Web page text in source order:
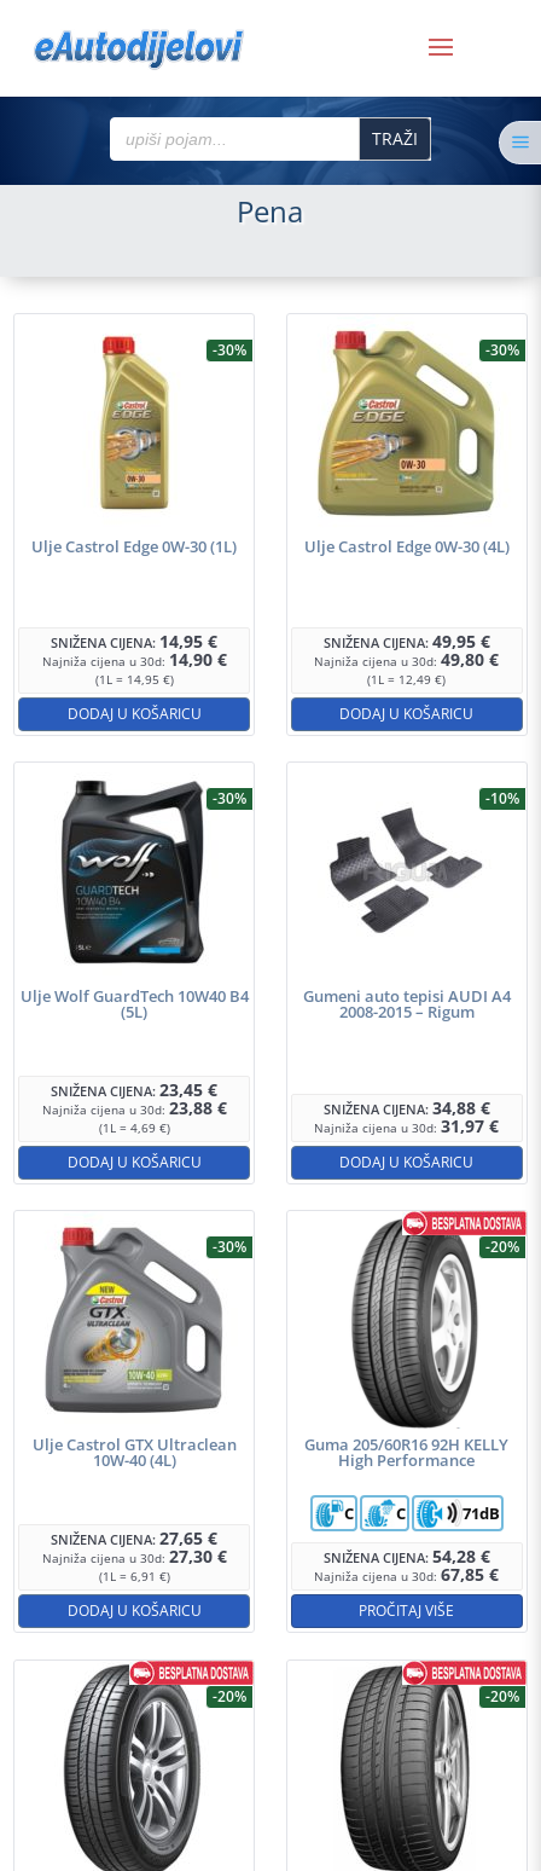
Search
for:
Pena
-30%
Ulje Castrol Edge 0W-30 (1L)
SNIŽENA CIJENA: 14,95€
Najniža cijena u 30d: 14,90 €
(1L = 14,95 €)
DODAJ U KOŠARICU
-30%
Ulje Castrol Edge 0W-30 (4L)
SNIŽENA CIJENA: 49,95 €
Najniža cijena u 30d:49,80€
(1L = 12,49 €)
DODAJ U KOŠARICU
-30%
Ulje Wolf GuardTech 10W40 B4
(5L)
SNIŽENA CIJENA:23,45€
Najniža cijena u 30d: 23,88 €
(1L = 4,69 €)
DODAJ U KOŠARICU
-10%
Gumeni auto tepisi AUDI A4
2008-2015 – Rigum
SNIŽENA CIJENA: 34,88 €
Najniža cijena u 30d:31,97€
DODAJ U KOŠARICU
-30%
Ulje Castrol GTX Ultraclean
10W-40 (4L)
SNIŽENA CIJENA:27,65€
Najniža cijena u 30d: 27,30 €
(1L = 6,91 €)
DODAJ U KOŠARICU
-20%
Guma 205/60R16 92H KELLY
High Performance
SNIŽENA CIJENA: 54,28 €
Najniža cijena u 30d:67,85€
C C 71dB
PROČITAJ VIŠE
-20% -20%
a